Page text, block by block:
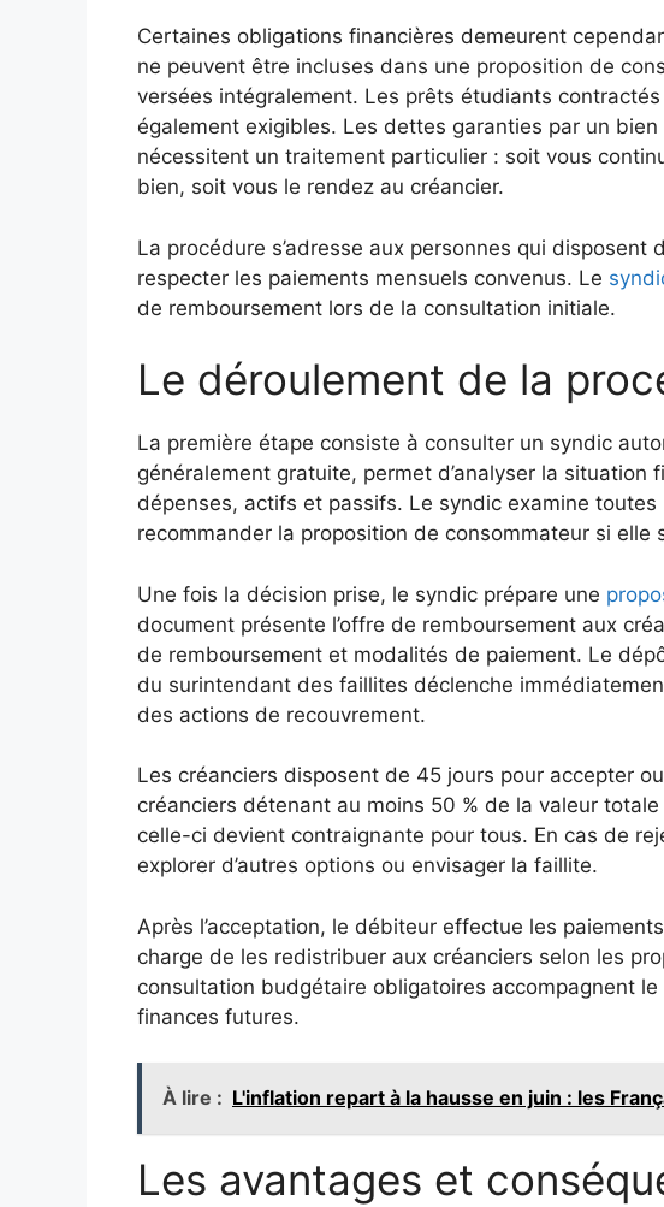
Certaines obligations financières demeurent
ne peuvent être incluses dans une proposition de
versées intégralement. Les prêts étudiants
également exigibles. Les dettes garanties par un
nécessitent un traitement particulier : soit vous
bien, soit vous le rendez au créancier.
La procédure s’adresse aux personnes qui disposent
respecter les paiements mensuels convenus. Le
de remboursement lors de la consultation initiale.
Le déroulement de la
La première étape consiste à consulter un syndic
généralement gratuite, permet d’analyser la situation
dépenses, actifs et passifs. Le syndic examine
recommander la proposition de consommateur si elle
Une fois la décision prise, le syndic prépare une
document présente l’offre de remboursement aux
de remboursement et modalités de paiement. Le
du surintendant des faillites déclenche
des actions de recouvrement.
Les créanciers disposent de 45 jours pour accepter
créanciers détenant au moins 50 % de la valeur
celle-ci devient contraignante pour tous. En cas de
explorer d’autres options ou envisager la faillite.
Après l’acceptation, le débiteur effectue les
charge de les redistribuer aux créanciers selon les
consultation budgétaire obligatoires accompagnent
finances futures.
À lire : L'inflation repart à la hausse en juin : les
Les avantages et